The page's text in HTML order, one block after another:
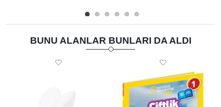
BUNU ALANLAR BUNLARI DA ALDI